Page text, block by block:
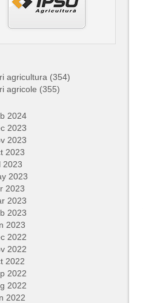
agricultura (354)
agricole (355)
2024
2023
2023
2023
2023
2023
2023
2023
2023
2023
2022
2022
2022
2022
2022
2022